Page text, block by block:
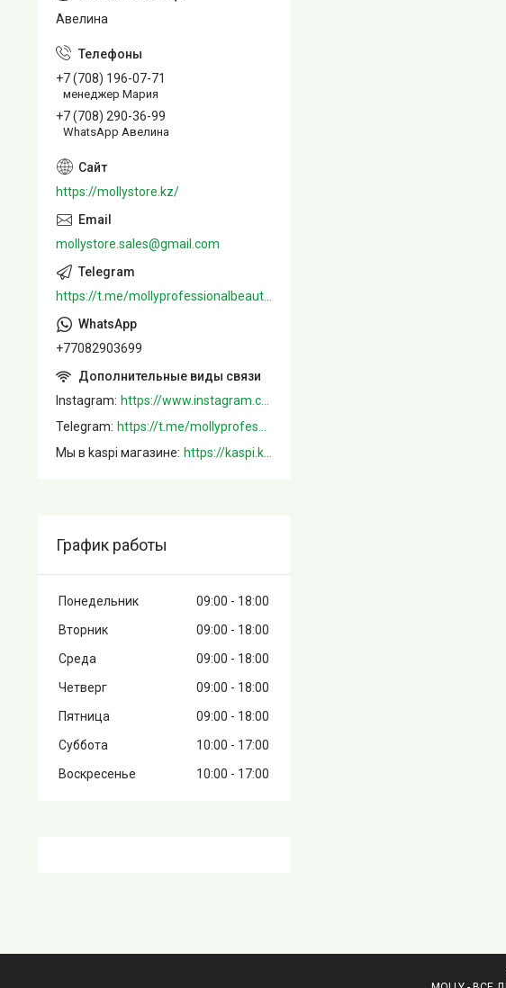
Авелина
+7 (708) 196-07-71
менеджер Мария
+7 (708) 290-36-99
WhatsApp Авелина
https://mollystore.kz/
mollystore.sales@gmail.com
+77082903699
Instagram
Telegram
Мы в kaspi магазине
График работы
Понедельник 09:00
18:00
Вторник
09:00
18:00
Среда
09:00
18:00
Четверг
09:00
18:00
Пятница
09:00
18:00
Суббота
10:00
17:00
Воскресенье
10:00 17:00